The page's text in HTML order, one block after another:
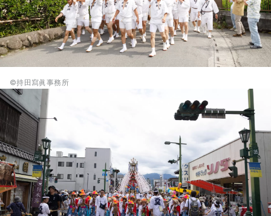
©持田寫眞事務所